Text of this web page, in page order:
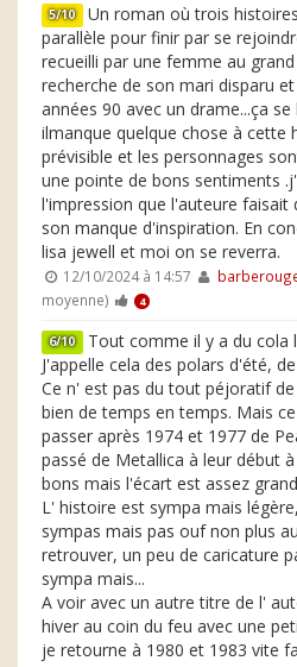
5/10 Un roman où trois
parallèle pour finir par se
recueilli par une femme au
recherche de son mari disparu
années 90 avec un drame...ça
ilmanque quelque chose à cette
prévisible et les personnages
une pointe de bons sentiments
l'impression que l'auteure faisait
son manque d'inspiration. En
lisa jewell et moi on se reverra.
12/10/2024 à 14:57
moyenne)
4
6/10 Tout comme il y a du cola
J'appelle cela des polars d'été,
Ce n' est pas du tout péjoratif
bien de temps en temps. Mais
passer après 1974 et 1977 de
passé de Metallica à leur début
bons mais l'écart est assez
L' histoire est sympa mais
sympas mais pas ouf non plus
retrouver, un peu de caricature
sympa mais...
A voir avec un autre titre de l'
hiver au coin du feu avec une
je retourne à 1980 et 1983 vite